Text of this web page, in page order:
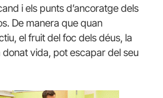
i els punts d’ancoratge dels
De manera que quan
el fruit del foc dels déus, la
donat vida, pot escapar del seu